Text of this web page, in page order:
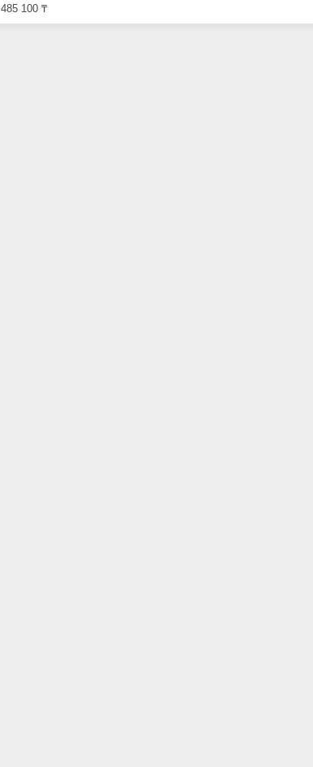
485 100 ₸